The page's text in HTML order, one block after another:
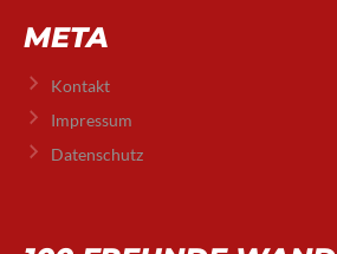
META
Kontakt
Impressum
Datenschutz